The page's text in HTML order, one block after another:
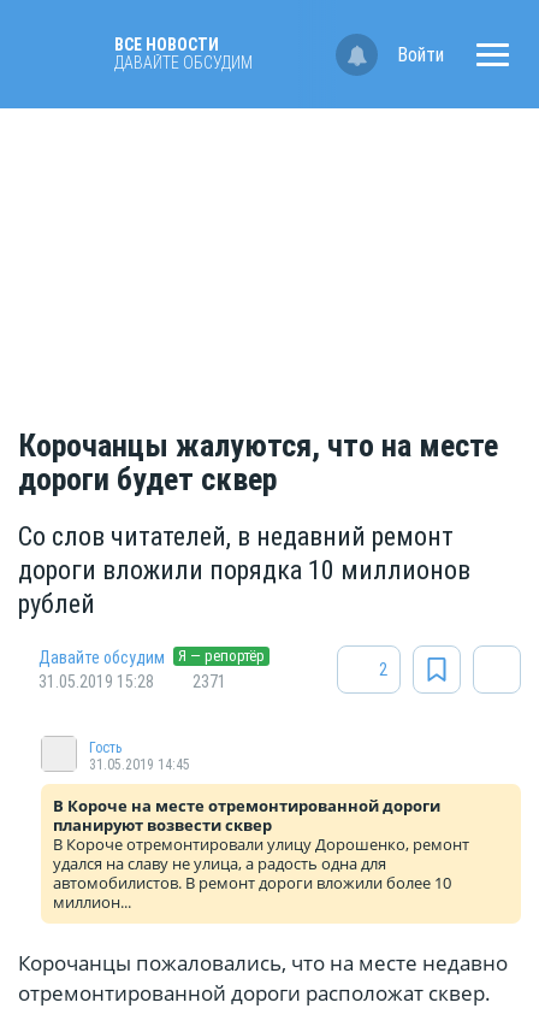
ВСЕ НОВОСТИ
ДАВАЙТЕ ОБСУДИМ
Войти
Корочанцы жалуются, что на месте
дороги будет сквер
Со слов читателей, в недавний ремонт
дороги вложили порядка 10 миллионов
рублей
Давайте обсудим Я — репортёр
31.05.2019 15:28 2371
2
Гость
31.05.2019 14:45
В Короче на месте отремонтированной дороги
планируют возвести сквер
В Короче отремонтировали улицу Дорошенко, ремонт
удался на славу не улица, а радость одна для
автомобилистов. В ремонт дороги вложили более 10
миллион...
Корочанцы пожаловались, что на месте недавно
отремонтированной дороги расположат сквер.